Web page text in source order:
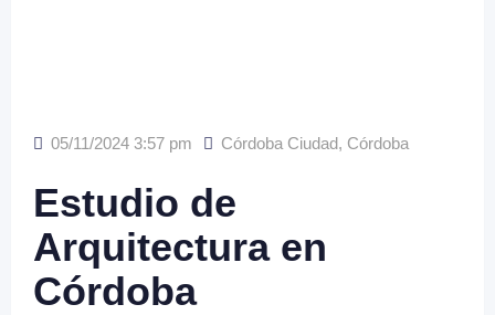
05/11/2024 3:57 pm Córdoba Ciudad, Córdoba
Estudio de
Arquitectura en
Córdoba